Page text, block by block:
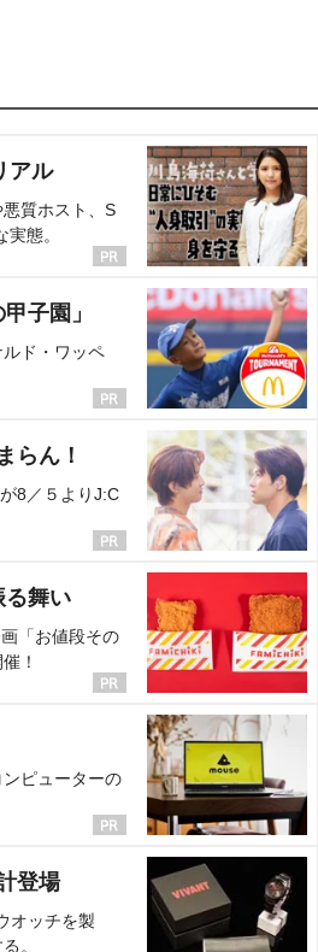
アル
質ホスト、S
態。
子園」
ド・ワッペ
らん！
8／５よりJ:C
る舞い
「お値段その
！
ピューターの
登場
オッチを製
。